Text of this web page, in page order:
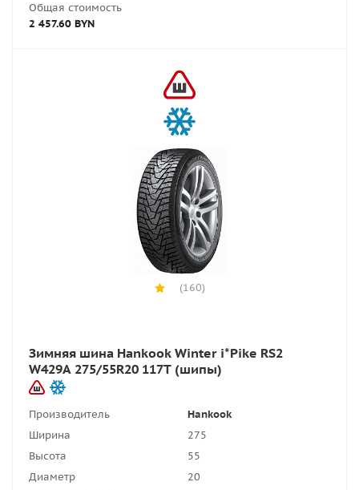
Общая стоимость
2 457.60 BYN
(160)
Зимняя шина Hankook Winter i*Pike RS2
W429A 275/55R20 117T (шипы)
Производитель
Hankook
Ширина
275
Высота
55
Диаметр
20